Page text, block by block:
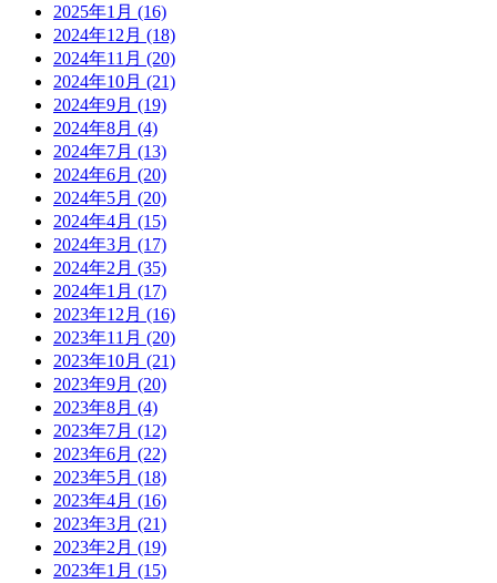
2025年1月 (16)
2024年12月 (18)
2024年11月 (20)
2024年10月 (21)
2024年9月 (19)
2024年8月 (4)
2024年7月 (13)
2024年6月 (20)
2024年5月 (20)
2024年4月 (15)
2024年3月 (17)
2024年2月 (35)
2024年1月 (17)
2023年12月 (16)
2023年11月 (20)
2023年10月 (21)
2023年9月 (20)
2023年8月 (4)
2023年7月 (12)
2023年6月 (22)
2023年5月 (18)
2023年4月 (16)
2023年3月 (21)
2023年2月 (19)
2023年1月 (15)